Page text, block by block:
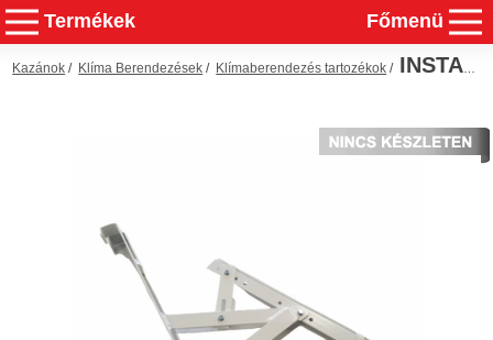
Termékek Főmenü
Kazánok / Klíma Berendezések / Klímaberendezés tartozékok / INSTALL Klíma tetőkonzol ferde tetőre 450 mm